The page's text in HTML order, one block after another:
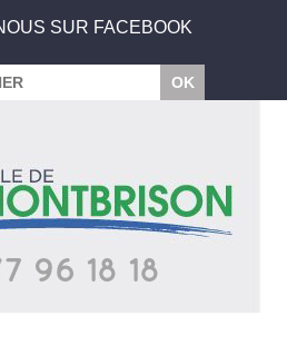
SUR FACEBOOK